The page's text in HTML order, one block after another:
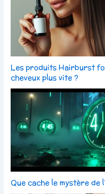
Les produits Hairburst
cheveux plus vite ?
Que cache le mystère de